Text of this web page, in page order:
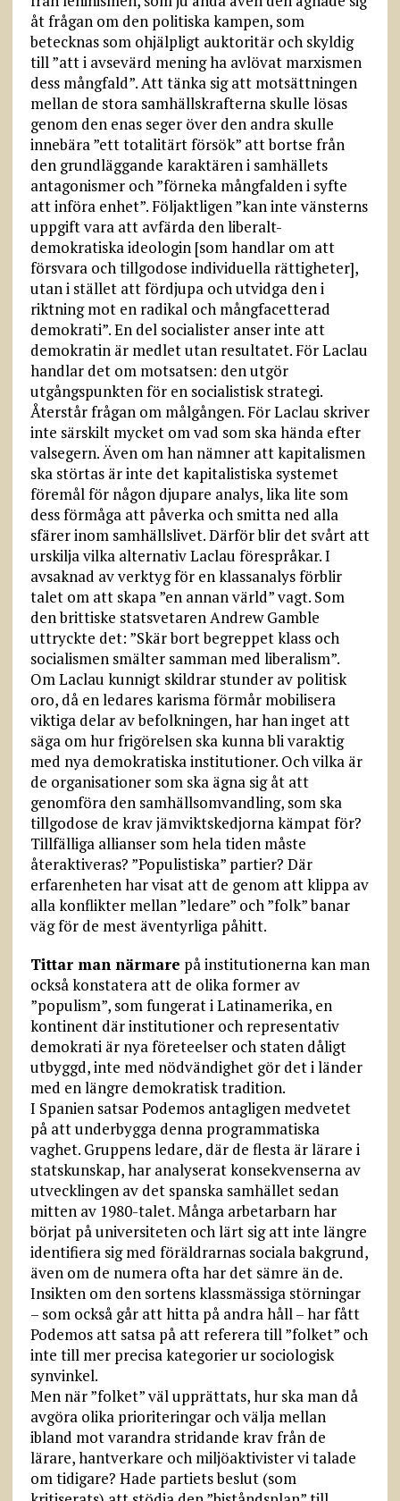
åt frågan om den politiska kampen, som
betecknas som ohjälpligt auktoritär och skyldig
till ”att i avsevärd mening ha avlövat marxismen
dess mångfald”. Att tänka sig att motsättningen
mellan de stora samhällskrafterna skulle lösas
genom den enas seger över den andra skulle
innebära ”ett totalitärt försök” att bortse från
den grundläggande karaktären i samhällets
antagonismer och ”förneka mångfalden i syfte
att införa enhet”. Följaktligen ”kan inte vänsterns
uppgift vara att avfärda den liberalt-
demokratiska ideologin [som handlar om att
försvara och tillgodose individuella rättigheter],
utan i stället att fördjupa och utvidga den i
riktning mot en radikal och mångfacetterad
demokrati”. En del socialister anser inte att
demokratin är medlet utan resultatet. För Laclau
handlar det om motsatsen: den utgör
utgångspunkten för en socialistisk strategi.
Återstår frågan om målgången. För Laclau skriver
inte särskilt mycket om vad som ska hända efter
valsegern. Även om han nämner att kapitalismen
ska störtas är inte det kapitalistiska systemet
föremål för någon djupare analys, lika lite som
dess förmåga att påverka och smitta ned alla
sfärer inom samhällslivet. Därför blir det svårt att
urskilja vilka alternativ Laclau förespråkar. I
avsaknad av verktyg för en klassanalys förblir
talet om att skapa ”en annan värld” vagt. Som
den brittiske statsvetaren Andrew Gamble
uttryckte det: ”Skär bort begreppet klass och
socialismen smälter samman med liberalism”.
Om Laclau kunnigt skildrar stunder av politisk
oro, då en ledares karisma förmår mobilisera
viktiga delar av befolkningen, har han inget att
säga om hur frigörelsen ska kunna bli varaktig
med nya demokratiska institutioner. Och vilka är
de organisationer som ska ägna sig åt att
genomföra den samhällsomvandling, som ska
tillgodose de krav jämviktskedjorna kämpat för?
Tillfälliga allianser som hela tiden måste
återaktiveras? ”Populistiska” partier? Där
erfarenheten har visat att de genom att klippa av
alla konflikter mellan ”ledare” och ”folk” banar
väg för de mest äventyrliga påhitt.
Tittar man närmare på institutionerna kan man
också konstatera att de olika former av
”populism”, som fungerat i Latinamerika, en
kontinent där institutioner och representativ
demokrati är nya företeelser och staten dåligt
utbyggd, inte med nödvändighet gör det i länder
med en längre demokratisk tradition.
I Spanien satsar Podemos antagligen medvetet
på att underbygga denna programmatiska
vaghet. Gruppens ledare, där de flesta är lärare i
statskunskap, har analyserat konsekvenserna av
utvecklingen av det spanska samhället sedan
mitten av 1980-talet. Många arbetarbarn har
börjat på universiteten och lärt sig att inte längre
identifiera sig med föräldrarnas sociala bakgrund,
även om de numera ofta har det sämre än de.
Insikten om den sortens klassmässiga störningar
– som också går att hitta på andra håll – har fått
Podemos att satsa på att referera till ”folket” och
inte till mer precisa kategorier ur sociologisk
synvinkel.
Men när ”folket” väl upprättats, hur ska man då
avgöra olika prioriteringar och välja mellan
ibland mot varandra stridande krav från de
lärare, hantverkare och miljöaktivister vi talade
om tidigare? Hade partiets beslut (som